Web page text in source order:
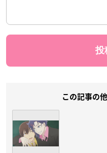
この記事の